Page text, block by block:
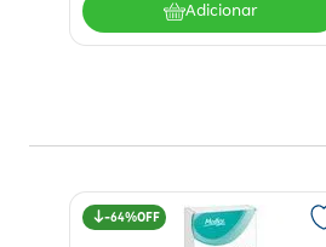
Adicionar
64%